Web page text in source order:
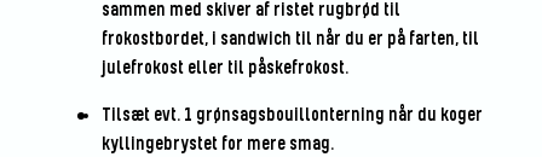
sammen med skiver af ristet rugbrød til
frokostbordet, i sandwich til når du er på farten, til
julefrokost eller til påskefrokost.
Tilsæt evt. 1 grønsagsbouillonterning når du koger
kyllingebrystet for mere smag.